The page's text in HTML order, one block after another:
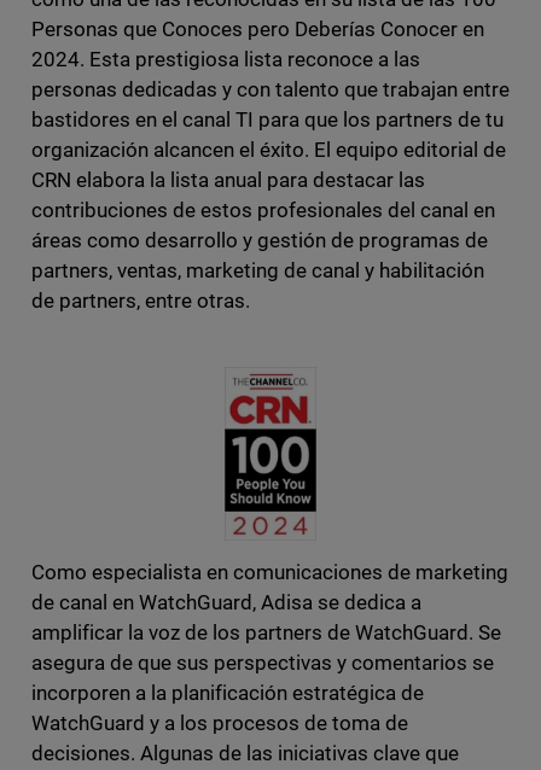
Personas que Conoces pero Deberías Conocer en
2024. Esta prestigiosa lista reconoce a las
personas dedicadas y con talento que trabajan entre
bastidores en el canal TI para que los partners de tu
organización alcancen el éxito. El equipo editorial de
CRN elabora la lista anual para destacar las
contribuciones de estos profesionales del canal en
áreas como desarrollo y gestión de programas de
partners, ventas, marketing de canal y habilitación
de partners, entre otras.
Como especialista en comunicaciones de marketing
de canal en WatchGuard, Adisa se dedica a
amplificar la voz de los partners de WatchGuard. Se
asegura de que sus perspectivas y comentarios se
incorporen a la planificación estratégica de
WatchGuard y a los procesos de toma de
decisiones. Algunas de las iniciativas clave que